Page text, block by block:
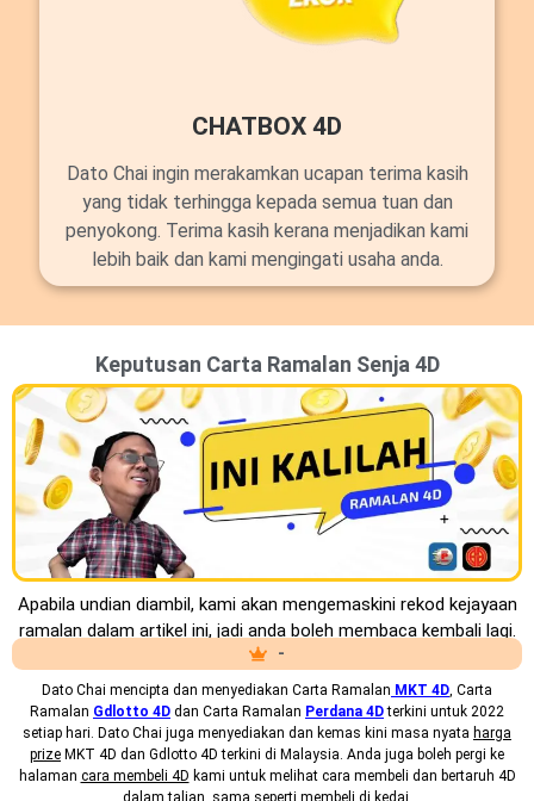
CHATBOX 4D
Dato Chai ingin merakamkan ucapan terima kasih
yang tidak terhingga kepada semua tuan dan
penyokong. Terima kasih kerana menjadikan kami
lebih baik dan kami mengingati usaha anda.
Keputusan Carta Ramalan Senja 4D
Apabila undian diambil, kami akan mengemaskini rekod kejayaan
ramalan dalam artikel ini, jadi anda boleh membaca kembali lagi.
-
Dato Chai mencipta dan menyediakan Carta Ramalan MKT 4D , Carta
Ramalan Gdlotto 4D dan Carta Ramalan Perdana 4Dterkini untuk 2022
setiap hari. Dato Chai juga menyediakan dan kemas kini masa nyata harga
prize MKT 4D dan Gdlotto 4D terkini di Malaysia. Anda juga boleh pergi ke
halaman cara membeli 4D kami untuk melihat cara membeli dan bertaruh 4D
dalam talian, sama seperti membeli di kedai.